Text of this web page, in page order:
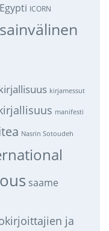
Egypti ICORN
kirjamessut
manifesti
Nasrin Sotoudeh
saame
ja